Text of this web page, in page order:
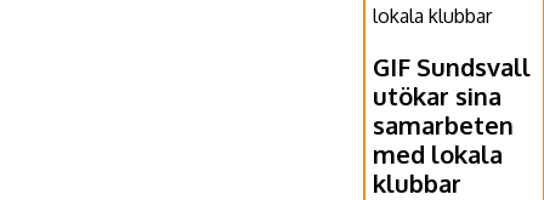
GIF Sundsvall
utökar sina
samarbeten
med lokala
klubbar